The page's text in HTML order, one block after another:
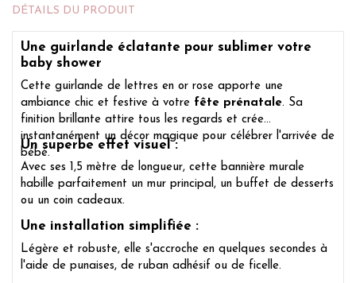
DÉTAILS DU PRODUIT
Une guirlande éclatante pour sublimer votre
baby shower
Cette guirlande de lettres en or rose apporte une
ambiance chic et festive à votre fête prénatale. Sa
finition brillante attire tous les regards et crée
instantanément un décor magique pour célébrer l'arrivée de
bébé.
Un superbe effet visuel :
Avec ses 1,5 mètre de longueur, cette bannière murale
habille parfaitement un mur principal, un buffet de desserts
ou un coin cadeaux.
Une installation simplifiée :
Légère et robuste, elle s'accroche en quelques secondes à
l'aide de punaises, de ruban adhésif ou de ficelle.